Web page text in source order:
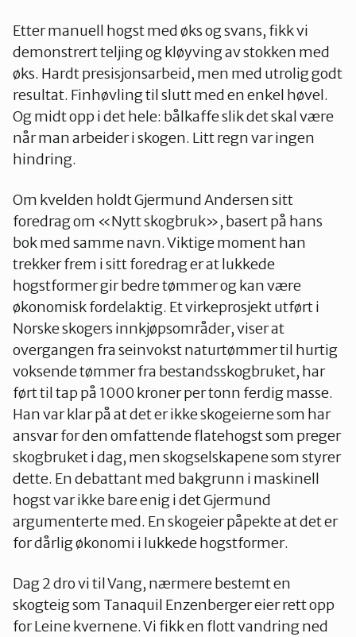
Etter manuell hogst med øks og svans, fikk vi
demonstrert teljing og kløyving av stokken med
øks. Hardt presisjonsarbeid, men med utrolig godt
resultat. Finhøvling til slutt med en enkel høvel.
Og midt opp i det hele: bålkaffe slik det skal være
når man arbeider i skogen. Litt regn var ingen
hindring.
Om kvelden holdt Gjermund Andersen sitt
foredrag om «Nytt skogbruk», basert på hans
bok med samme navn. Viktige moment han
trekker frem i sitt foredrag er at lukkede
hogstformer gir bedre tømmer og kan være
økonomisk fordelaktig. Et virkeprosjekt utført i
Norske skogers innkjøpsområder, viser at
overgangen fra seinvokst naturtømmer til hurtig
voksende tømmer fra bestandsskogbruket, har
ført til tap på 1000 kroner per tonn ferdig masse.
Han var klar på at det er ikke skogeierne som har
ansvar for den omfattende flatehogst som preger
skogbruket i dag, men skogselskapene som styrer
dette. En debattant med bakgrunn i maskinell
hogst var ikke bare enig i det Gjermund
argumenterte med. En skogeier påpekte at det er
for dårlig økonomi i lukkede hogstformer.
Dag 2 dro vi til Vang, nærmere bestemt en
skogteig som Tanaquil Enzenberger eier rett opp
for Leine kvernene. Vi fikk en flott vandring ned